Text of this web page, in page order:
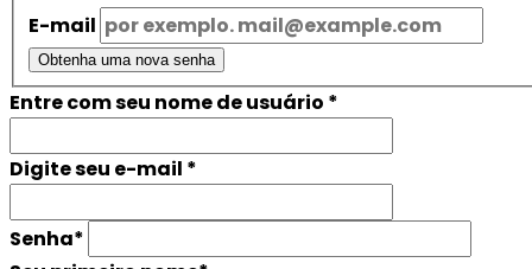
E-mail
Obtenha uma nova senha
Entre com seu nome de usuário *
Digite seu e-mail *
Senha*